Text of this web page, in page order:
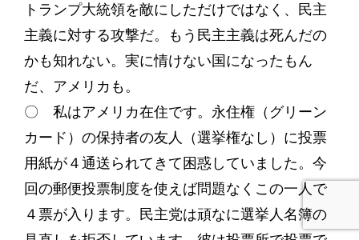
トランプ大統領を敵にしただけではなく、民主
主義に対する攻撃だ。もう民主主義は死んだの
かも知れない。実に情けない国になったもん
だ、アメリカも。
〇 私はアメリカ在住です。永住権（グリーン
カード）の保持者の友人（選挙権なし）に投票
用紙が４通送られてきて困惑していました。今
回の郵便投票制度を使えば問題なくこの一人で
４票が入ります。民主党は頑なに選挙人名簿の